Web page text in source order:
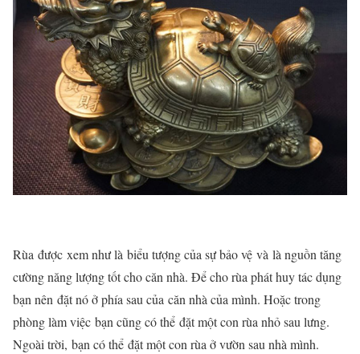
Rùa được xem như là biểu tượng của sự bảo vệ và là nguồn tăng
cường năng lượng tốt cho căn nhà. Để cho rùa phát huy tác dụng
bạn nên đặt nó ở phía sau của căn nhà của mình. Hoặc trong
phòng làm việc bạn cũng có thể đặt một con rùa nhỏ sau lưng.
Ngoài trời, bạn có thể đặt một con rùa ở vườn sau nhà mình.